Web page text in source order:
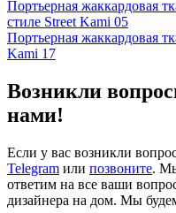
Портьерная жаккардовая
стиле Street Kami 05
Портьерная жаккардовая
Kami 17
Возникли
нами!
Если у вас возникли
Telegram или позвоните.
ответим на все ваши
дизайнера на дом. Мы